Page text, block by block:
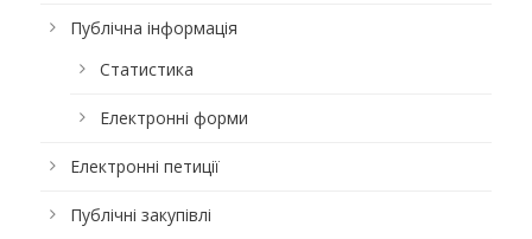
Публічна інформація
Статистика
Електронні форми
Електронні петиції
Публічні закупівлі